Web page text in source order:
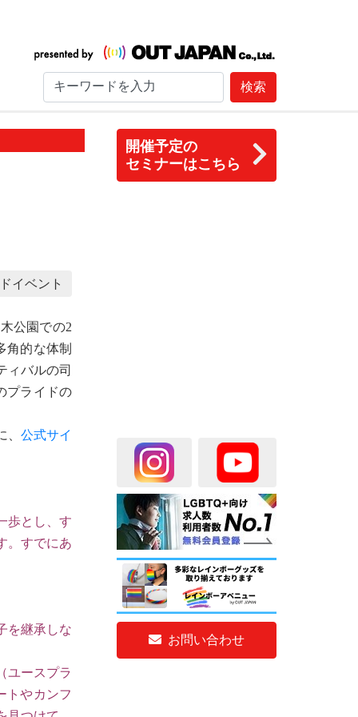
検索
開催予定の
セミナーはこちら
お問い合わせ
イベント
公園での2
角的な体制
ィバルの司
プライドの
公式サイ
歩とし、す
。すでにあ
を継承しな
ユースプラ
トやカンフ